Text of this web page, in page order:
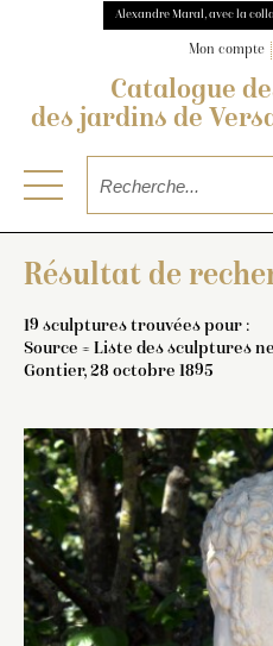
Alexandre Maral, avec la
Mon compte
Catalogue
des jardins de
Résultat de
19 sculptures trouvées pour :
Source = Liste des sculptures
Gontier, 28 octobre 1895